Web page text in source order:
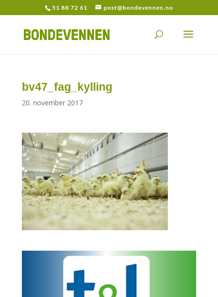
51 88 72 61 post@bondevennen.no
bv47_fag_kylling
20. november 2017